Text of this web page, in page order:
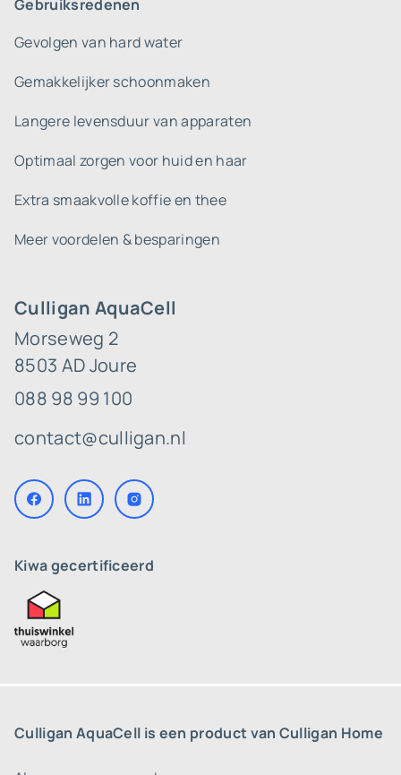
Culligan AquaCell
Morseweg 2
8503 AD Joure
088 98 99 100
contact@culligan.nl
Kiwa gecertificeerd
Gebruiksredenen
Gevolgen van hard water
Gemakkelijker schoonmaken
Langere levensduur van apparaten
Optimaal zorgen voor huid en haar
Extra smaakvolle koffie en thee
Meer voordelen & besparingen
Culligan AquaCell is een product van Culligan Home